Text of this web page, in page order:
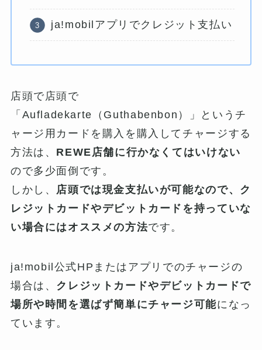
ja!mobilアプリでクレジット支払い
店頭で店頭で
「Aufladekarte（Guthabenbon）」というチ
ャージ用カードを購入を購入してチャージする
方法は、 REWE店舗に行かなくてはいけない
ので多少面倒です。
しかし、 店頭では現金支払いが可能なので、ク
レジットカードやデビットカードを持っていな
い場合にはオススメの方法です。
ja!mobil公式HPまたはアプリでのチャージの
場合は、 クレジットカードやデビットカードで
場所や時間を選ばず簡単にチャージ可能になっ
ています。